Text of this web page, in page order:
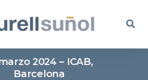
2024 – ICAB,
Barcelona